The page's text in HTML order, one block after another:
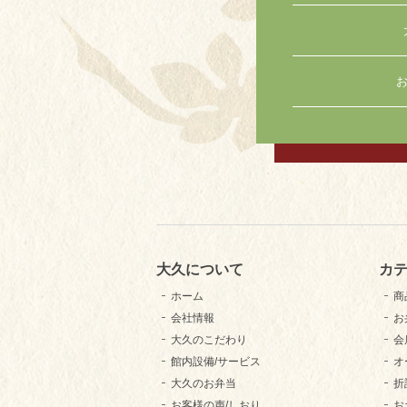
大久について
ホーム
会社情報
大久のこだわり
館内設備/サービス
大久のお弁当
カ
商
お
会
オ
折